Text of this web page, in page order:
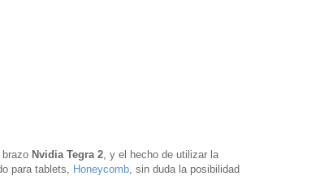
Nvidia Tegra 2, y el hecho de utilizar la
para tablets, Honeycomb, sin duda la posibilidad